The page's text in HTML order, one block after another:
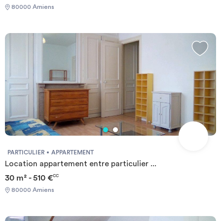
80000 Amiens
PARTICULIER APPARTEMENT
Location appartement entre particulier ...
30 m² - 510 €CC
80000 Amiens